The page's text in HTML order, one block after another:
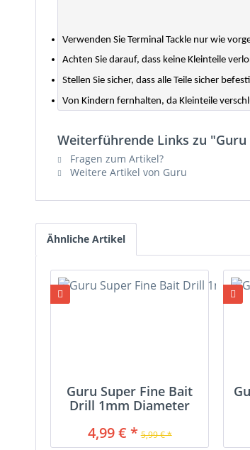
Verwenden Sie Terminal Tackle nur wie
Achten Sie darauf, dass keine Kleinteile
Stellen Sie sicher, dass alle Teile sicher
Von Kindern fernhalten, da Kleinteile
Weiterführende Links zu
Fragen zum Artikel?
Weitere Artikel von Guru
Ähnliche Artikel
Guru Super Fine Bait
Drill 1mm Diameter
4,99 € * 5,99 € *